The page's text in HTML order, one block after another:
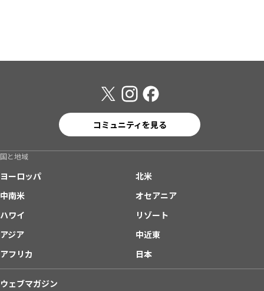
コミュニティを見る
国と地域
ヨーロッパ
北米
中南米
オセアニア
ハワイ
リゾート
アジア
中近東
アフリカ
日本
ウェブマガジン